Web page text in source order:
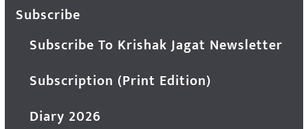
Subscribe
Subscribe To Krishak Jagat Newsletter
Subscription (Print Edition)
Diary 2026